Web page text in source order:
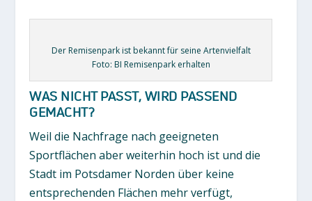
Der Remisenpark ist bekannt für seine Artenvielfalt
Foto: BI Remisenpark erhalten
WAS NICHT PASST, WIRD PASSEND
GEMACHT?
Weil die Nachfrage nach geeigneten
Sportflächen aber weiterhin hoch ist und die
Stadt im Potsdamer Norden über keine
entsprechenden Flächen mehr verfügt,